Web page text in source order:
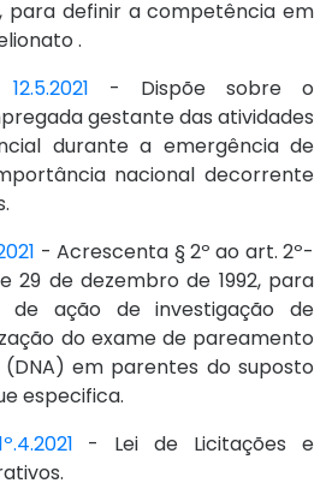
para definir a competência em
.
- Dispõe sobre o
gestante das atividades
durante a emergência de
nacional decorrente
- Acrescenta § 2º ao art. 2º-
29 de dezembro de 1992, para
de ação de investigação de
do exame de pareamento
em parentes do suposto
especifica.
- Lei de Licitações e